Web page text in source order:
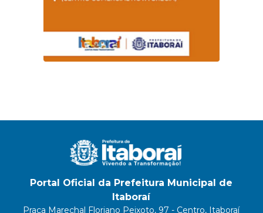
Portal Oficial da Prefeitura Municipal de
Itaboraí
Praça Marechal Floriano Peixoto, 97 - Centro, Itaboraí